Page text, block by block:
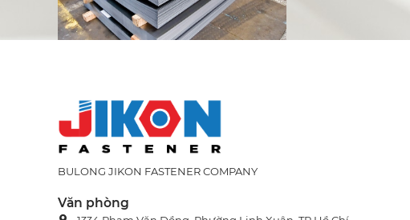
BULONG JIKON FASTENER COMPANY
Văn phòng